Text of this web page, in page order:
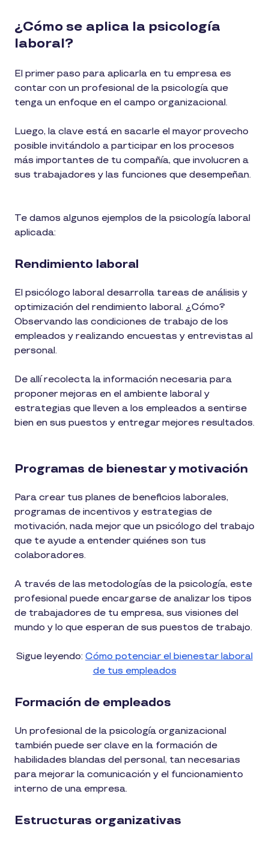
¿Cómo se aplica la psicología
laboral?
El primer paso para aplicarla en tu empresa es
contar con un profesional de la psicología que
tenga un enfoque en el campo organizacional.
Luego, la clave está en sacarle el mayor provecho
posible invitándolo a participar en los procesos
más importantes de tu compañía, que involucren a
sus trabajadores y las funciones que desempeñan.
Te damos algunos ejemplos de la psicología laboral
aplicada:
Rendimiento laboral
El psicólogo laboral desarrolla tareas de análisis y
optimización del rendimiento laboral. ¿Cómo?
Observando las condiciones de trabajo de los
empleados y realizando encuestas y entrevistas al
personal.
De allí recolecta la información necesaria para
proponer mejoras en el ambiente laboral y
estrategias que lleven a los empleados a sentirse
bien en sus puestos y entregar mejores resultados.
Programas de bienestar y motivación
Para crear tus planes de beneficios laborales,
programas de incentivos y estrategias de
motivación, nada mejor que un psicólogo del trabajo
que te ayude a entender quiénes son tus
colaboradores.
A través de las metodologías de la psicología, este
profesional puede encargarse de analizar los tipos
de trabajadores de tu empresa, sus visiones del
mundo y lo que esperan de sus puestos de trabajo.
Sigue leyendo: Cómo potenciar el bienestar laboral
de tus empleados
Formación de empleados
Un profesional de la psicología organizacional
también puede ser clave en la formación de
habilidades blandas del personal, tan necesarias
para mejorar la comunicación y el funcionamiento
interno de una empresa.
Estructuras organizativas